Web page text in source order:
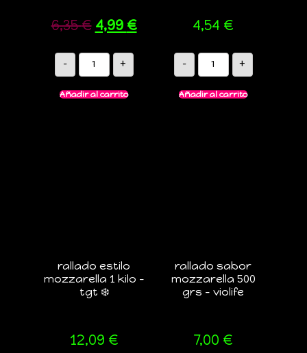
6,35€ 4,99 €
- +
Añadir al carrito
4,54 €
- +
Añadir al carrito
rallado estilo
mozzarella 1 kilo –
tgt ❄️
12,09 €
rallado sabor
mozzarella 500
grs – violife
7,00 €